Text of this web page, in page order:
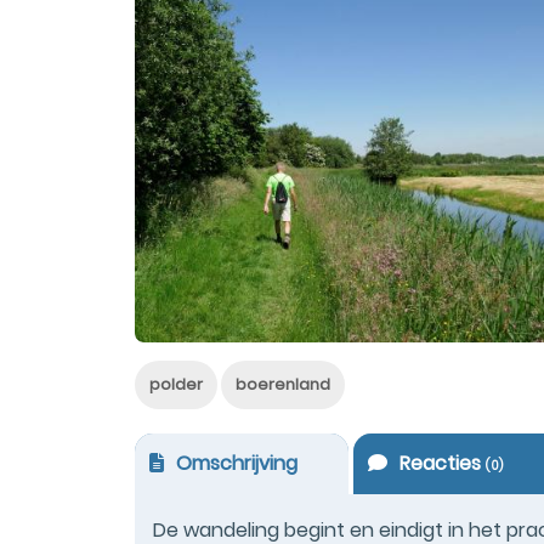
polder boerenland
Omschrijving Reacties(0)
De wandeling begint en eindigt in het